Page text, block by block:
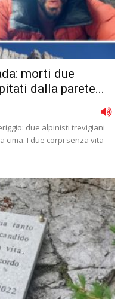
morti due
dalla parete...
due alpinisti trevigiani
cima. I due corpi senza vita